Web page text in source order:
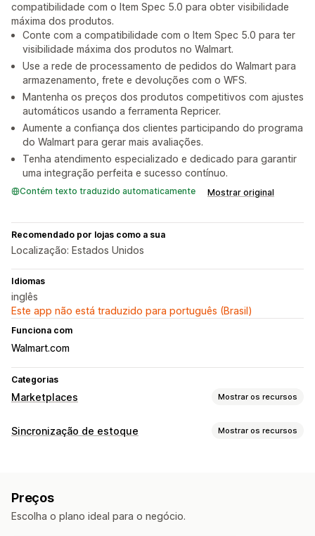
compatibilidade com o Item Spec 5.0 para obter visibilidade
máxima dos produtos.
Conte com a compatibilidade com o Item Spec 5.0 para ter
visibilidade máxima dos produtos no Walmart.
Use a rede de processamento de pedidos do Walmart para
armazenamento, frete e devoluções com o WFS.
Mantenha os preços dos produtos competitivos com ajustes
automáticos usando a ferramenta Repricer.
Aumente a confiança dos clientes participando do programa
do Walmart para gerar mais avaliações.
Tenha atendimento especializado e dedicado para garantir
uma integração perfeita e sucesso contínuo.
Contém texto traduzido automaticamente Mostrar original
Recomendado por lojas como a sua
Localização: Estados Unidos
Idiomas
inglês
Este app não está traduzido para português (Brasil)
Funciona com
Walmart.com
Categorias
Marketplaces Mostrar os recursos
Gerenciamento de listagem
Listagens personalizadas
Sincronização de estoque Mostrar os recursos
Automática
Preços
Escolha o plano ideal para o negócio.